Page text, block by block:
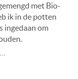
met Bio-
ik in de potten
ingedaan om